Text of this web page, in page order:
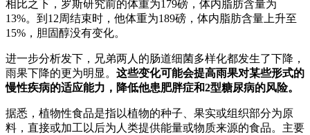
相比之下，罗斯研究前的体重为179磅，体内脂肪含量为
13%。到12周结束时，他体重为189磅，体内脂肪含量上升至
15%，胆固醇没有变化。
进一步分析发下，兄弟两人的肠道细菌多样化都发生了下降，
雨果下降的更为明显。 这些变化可能会提高雨果对某些形式的
慢性疾病的适应能力，降低他患肥胖症和2型糖尿病的风险。
据悉，植物性食品是指以植物的种子、果实或组织部分为原
料，直接或加工以后为人类提供能量或物质来源的食品。主要